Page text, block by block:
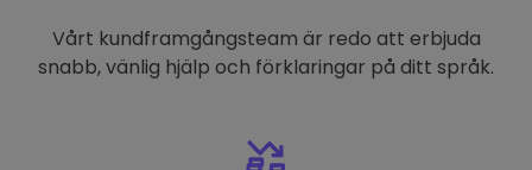
Vårt kundframgångsteam är redo att erbjuda
snabb, vänlig hjälp och förklaringar på ditt språk.